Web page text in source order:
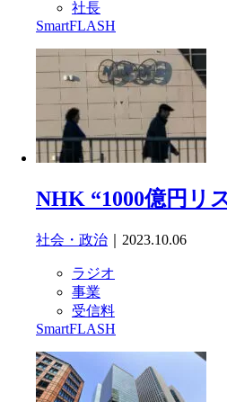
社長
SmartFLASH
NHK “1000億円リ
社会・政治 ｜2023.10.06
ラジオ
事業
受信料
SmartFLASH